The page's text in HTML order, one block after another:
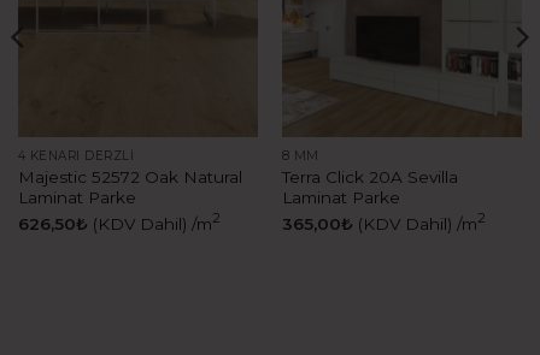
4 KENARI DERZLI
Majestic 52572 Oak Natural
Laminat Parke
626,50₺ (KDV Dahil) /m2
8 MM
Terra Click 20A Sevilla
Laminat Parke
365,00₺ (KDV Dahil) /m2